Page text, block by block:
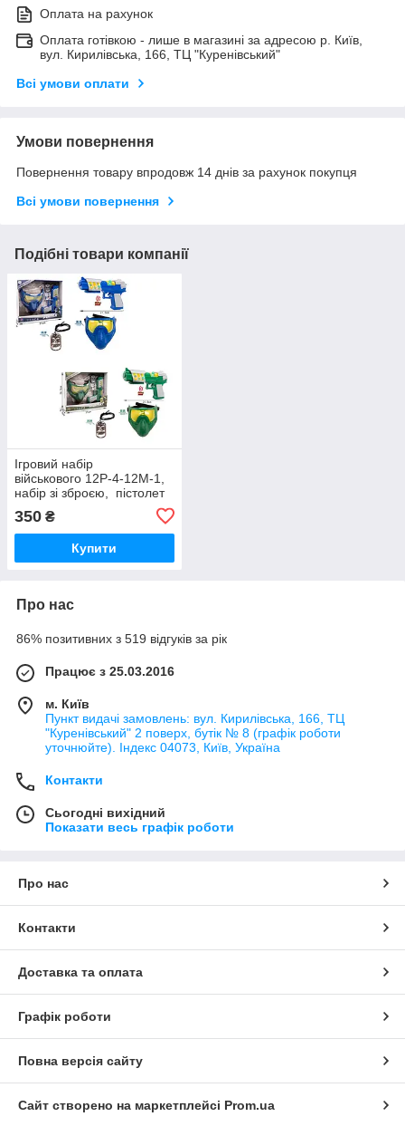
Оплата на рахунок
Оплата готівкою - лише в магазині за адресою р. Київ,
вул. Кирилівська, 166, ТЦ "Куренівський"
Всі умови оплати
Умови повернення
Повернення товару впродовж 14 днів за рахунок покупця
Всі умови повернення
Подібні товари компанії
Ігровий набір
військового 12P-4-12M-1,
набір зі зброєю, пістолет
21 см, звук, світло, маска
15,5-17 см, жетон
350 ₴
Купити
Про нас
86% позитивних з 519 відгуків за рік
Працює з 25.03.2016
м. Київ
Пункт видачі замовлень: вул. Кирилівська, 166, ТЦ
"Куренівський" 2 поверх, бутік № 8 (графік роботи
уточнюйте). Індекс 04073, Київ, Україна
Контакти
Сьогодні вихідний
Показати весь графік роботи
Про нас
Контакти
Доставка та оплата
Графік роботи
Повна версія сайту
Сайт створено на маркетплейсі Prom.ua